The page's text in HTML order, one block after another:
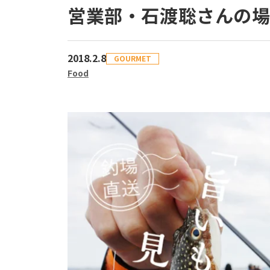
営業部・石渡聡さんの
2018.2.8 GOURMET
Food